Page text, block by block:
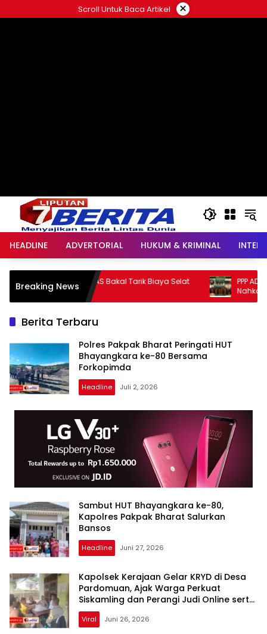
ke
Scroll Untuk Baca Artikel ×
HEADLINE ADVERTORIAL HUKUM & KRIMINAL
Breaking News
Trump Klaim AS Bakal Tarik Biaya Selat
Hormuz
PPP AD
Nahkoda Baru,
2026-2031
Berita Terbaru
Polres Pakpak Bharat Peringati HUT
Bhayangkara ke-80 Bersama
Forkopimda
Headline Juli 2, 2026
Sambut HUT Bhayangkara ke-80,
Kapolres Pakpak Bharat Salurkan
Bansos
Headline Juni 27, 2026
Kapolsek Kerajaan Gelar KRYD di Desa
Pardomuan, Ajak Warga Perkuat
Siskamling dan Perangi Judi Online serta
Narkoba
Viral Juni 26, 2026